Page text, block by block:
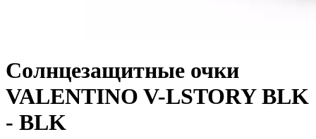
Солнцезащитные очки
VALENTINO V-LSTORY BLK
- BLK